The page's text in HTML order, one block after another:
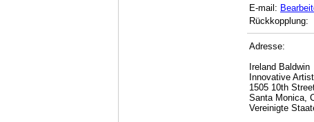
E-mail:
Rückkopplung:
Adresse:
Ireland Baldwin
Innovative
1505 10th
Santa Monica,
Vereinigte